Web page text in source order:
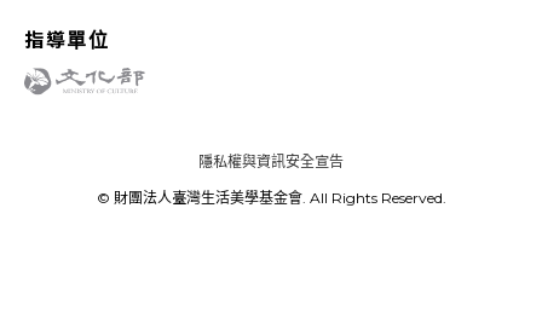
指導單位
隱私權與資訊安全宣告
© 財團法人臺灣生活美學基金會. All Rights Reserved.